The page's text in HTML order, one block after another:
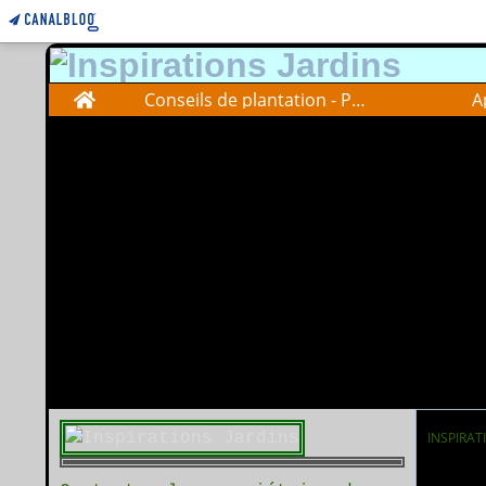
Home Conseils de plantation - Plantations advise